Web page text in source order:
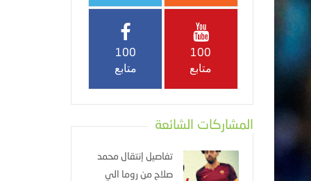
100
متابع
100
متابع
المشاركات الشائعة
تفاصيل إنتقال محمد
صلاح من روما الي